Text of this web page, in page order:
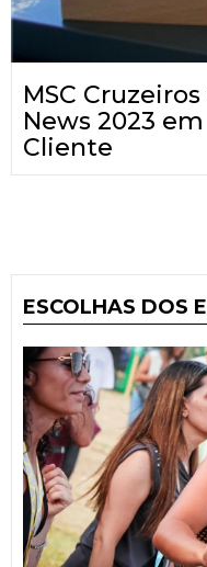
MSC
News 2023
Cliente
ESCOLHAS DOS